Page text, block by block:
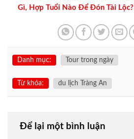
Gì, Hợp Tuổi Nào Để Đón Tài Lộc?
Danh mục: Tour trong ngày
Từ khóa: du lịch Tràng An
Để lại một bình luận